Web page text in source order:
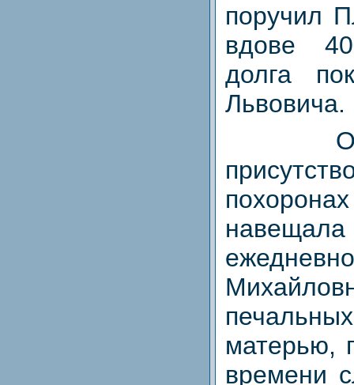
поручил
вдове
долга
Львовича.
матерью,
времени